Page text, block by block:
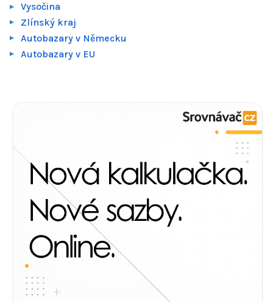
Vysočina
Zlínský kraj
Autobazary v Německu
Autobazary v EU